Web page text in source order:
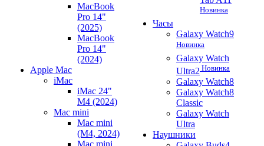
MacBook
Pro 14"
(2025)
MacBook
Pro 14"
(2024)
Apple Mac
iMac
iMac 24"
M4 (2024)
Mac mini
Mac mini
(M4, 2024)
Mac mini
Новинка
Часы
Galaxy Watch9
Новинка
Galaxy Watch
Ultra2 Новинка
Galaxy Watch8
Galaxy Watch8
Classic
Galaxy Watch
Ultra
Наушники